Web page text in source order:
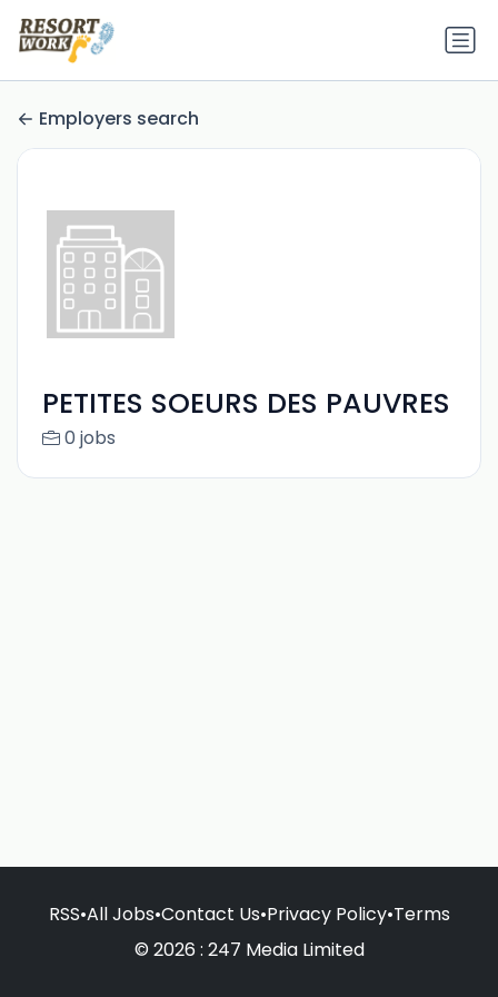
Employers search
PETITES SOEURS DES PAUVRES
0 jobs
RSS•All Jobs•Contact Us•Privacy Policy•Terms
© 2026 : 247 Media Limited